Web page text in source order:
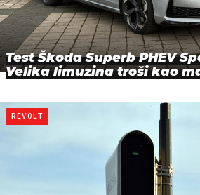
Test Škoda Superb PHEV
Velika limuzina troši kao
REVOLT